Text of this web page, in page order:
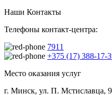
Наши Контакты
Телефоны контакт-центра:
7911
+375 (17) 388-17-
Место оказания услуг
г. Минск, ул. П. Мстиславца,